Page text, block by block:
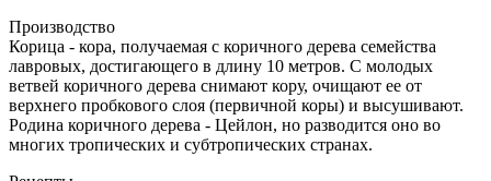
Производство
Корица - кора, получаемая с коричного дерева семейства
лавровых, достигающего в длину 10 метров. С молодых
ветвей коричного дерева снимают кору, очищают ее от
верхнего пробкового слоя (первичной коры) и высушивают.
Родина коричного дерева - Цейлон, но разводится оно во
многих тропических и субтропических странах.